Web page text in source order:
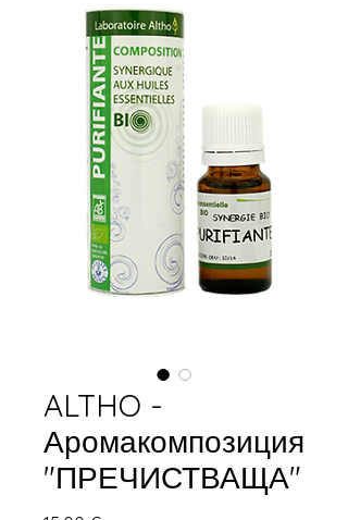
ALTHO -
Аромакомпозиция
"ПРЕЧИСТВАЩА"